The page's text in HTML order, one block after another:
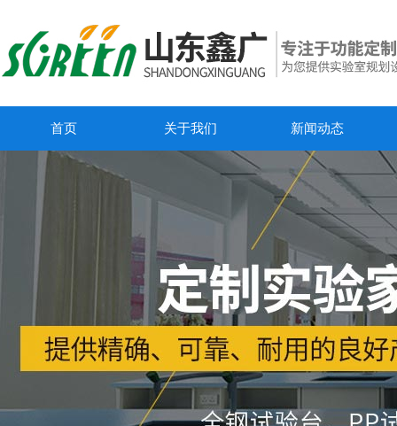
首页 关于我们 新闻动态